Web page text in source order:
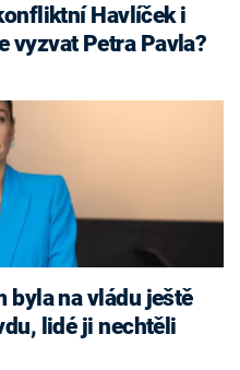
vyzvat Petra Pavla?
byla na vládu ještě
lidé ji nechtěli